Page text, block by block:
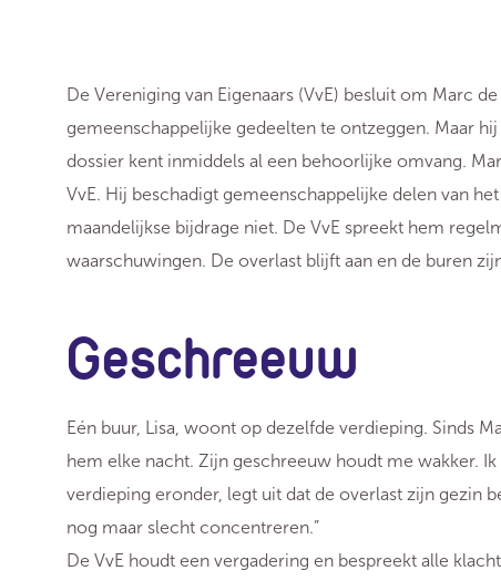
De Vereniging van Eigenaars (VvE) besluit om Marc
gemeenschappelijke gedeelten te ontzeggen. Maar
dossier kent inmiddels al een behoorlijke omvang.
VvE. Hij beschadigt gemeenschappelijke delen van
maandelijkse bijdrage niet. De VvE spreekt hem
waarschuwingen. De overlast blijft aan en de buren
Geschreeuw
Eén buur, Lisa, woont op dezelfde verdieping. Sinds
hem elke nacht. Zijn geschreeuw houdt me wakker.
verdieping eronder, legt uit dat de overlast zijn gezin
nog maar slecht concentreren.”
De VvE houdt een vergadering en bespreekt alle